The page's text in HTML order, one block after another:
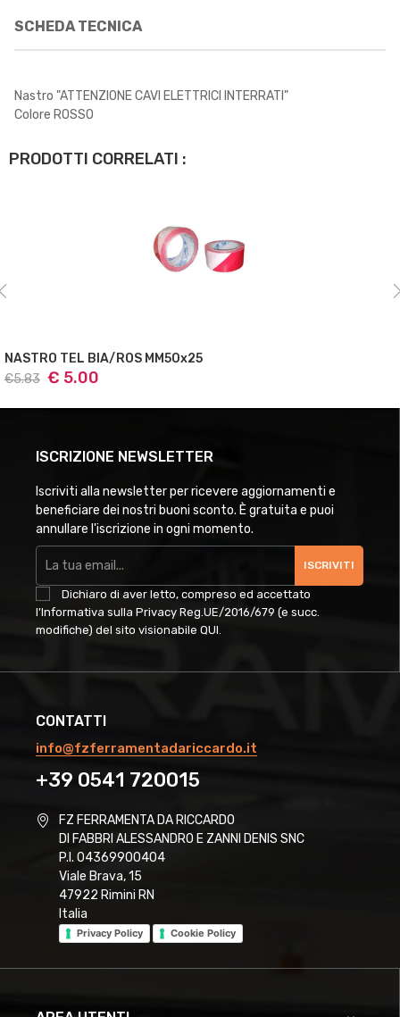
SCHEDA TECNICA
Nastro "ATTENZIONE CAVI ELETTRICI INTERRATI"
Colore ROSSO
PRODOTTI CORRELATI :
BENDA ATTEN GAS GIALL 200M
ISCRIZIONE NEWSLETTER
Iscriviti alla newsletter per ricevere aggiornamenti e
beneficiare dei nostri buoni sconto. È gratuita e puoi
annullare l'iscrizione in ogni momento.
ISCRIVITI
Dichiaro di aver letto, compreso ed accettato
l'Informativa sulla Privacy Reg.UE/2016/679 (e succ.
modifiche) del sito visionabile QUI
CONTATTI
info@fzferramentadariccardo.it
+39 0541 720015
FZ FERRAMENTA DA RICCARDO
DI FABBRI ALESSANDRO E ZANNI DENIS SNC
P.I. 04369900404
Viale Brava, 15
47922 Rimini RN
Italia
Privacy Policy Cookie Policy